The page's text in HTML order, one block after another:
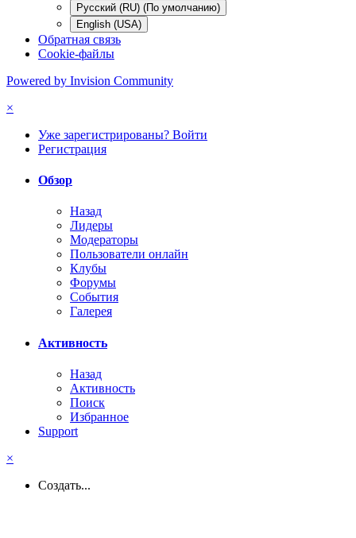
Русский (RU) (По умолчанию)
English (USA)
Обратная связь
Cookie-файлы
Powered by Invision Community
×
Уже зарегистрированы? Войти
Регистрация
Обзор
Назад
Лидеры
Модераторы
Пользователи онлайн
Клубы
Форумы
События
Галерея
Активность
Назад
Активность
Поиск
Избранное
Support
×
Создать...